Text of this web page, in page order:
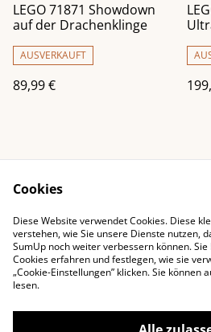
LEGO 71871 Showdown
auf der Drachenklinge
AUSVERKAUFT
89,99 €
Impressum
Rechtliche
Bestimmungen
Cookie-
Cookies
Diese Website verwendet Cookies. Diese
verstehen, wie Sie unsere Dienste nutzen,
SumUp noch weiter verbessern können.
Cookies erfahren und festlegen, wie sie
„Cookie-Einstellungen” klicken. Sie können
lesen.